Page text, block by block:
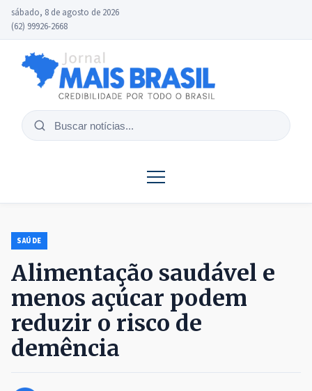
sábado, 8 de agosto de 2026
(62) 99926-2668
Buscar
SAÚDE
Alimentação saudável e
menos açúcar podem
reduzir o risco de
demência